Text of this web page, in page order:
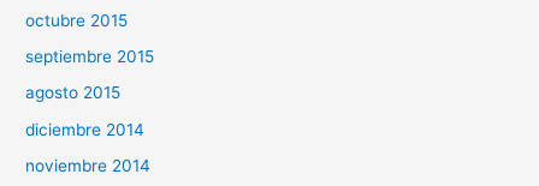
octubre 2015
septiembre 2015
agosto 2015
diciembre 2014
noviembre 2014